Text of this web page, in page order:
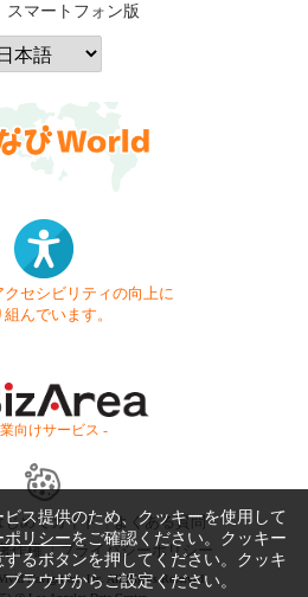
スマートフォン版
セシビリティの向上に
んでいます。
向けサービス -
じめてガイド
よくある質問
作権 プライバシーポリシー
Navigation, Inc. All Rights Reserved.
ス提供のため、クッキーを使用して
ポリシーをご確認ください。クッキー
るボタンを押してください。クッキ
ラウザからご設定ください。